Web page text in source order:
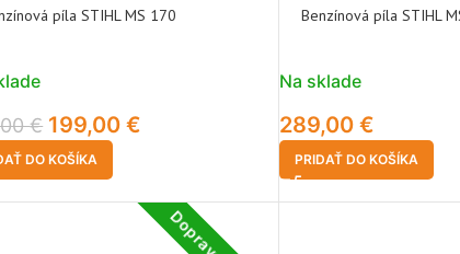
píla STIHL MS 170
€ 199,00€
DO KOŠÍKA
Benzínová píla STIHL
Na sklade
289,00 €
PRIDAŤ DO KOŠÍKA